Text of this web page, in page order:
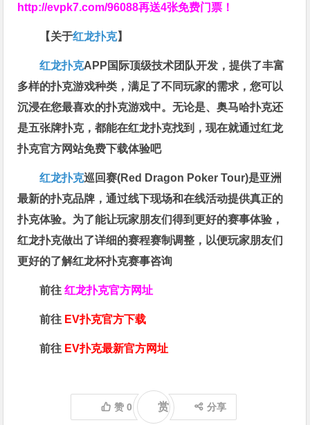
http://evpk7.com/96088再送4张免费门票！
【关于红龙扑克】
红龙扑克APP国际顶级技术团队开发，提供了丰富
多样的扑克游戏种类，满足了不同玩家的需求，您可以
沉浸在您最喜欢的扑克游戏中。无论是、奥马哈扑克还
是五张牌扑克，都能在红龙扑克找到，现在就通过红龙
扑克官方网站免费下载体验吧
红龙扑克巡回赛​(Red Dragon Poker Tour)是亚洲
最新的扑克品牌，通过线下现场和在线活动提供真正的
扑克体验。为了能让玩家朋友们得到更好的赛事体验，
红龙扑克做出了详细的赛程赛制调整，以便玩家朋友们
更好的了解红龙杯扑克赛事咨询
前往红龙扑克官方网址
前往 EV扑克官方下载
前往 EV扑克最新官方网址
赞0 赏 分享